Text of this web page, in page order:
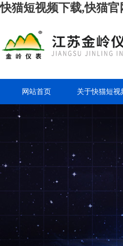
快猫短视频下载,快猫
网站首页 关于快猫短视